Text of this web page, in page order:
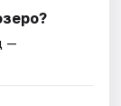
—